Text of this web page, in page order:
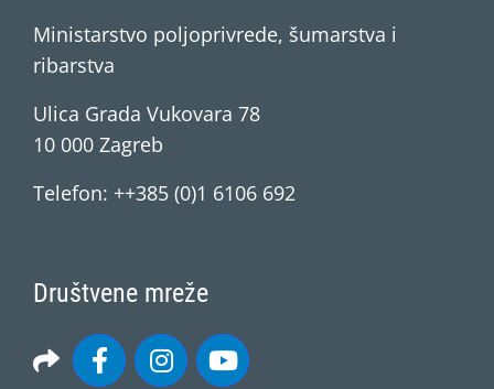
Ministarstvo poljoprivrede, šumarstva i
ribarstva
Ulica Grada Vukovara 78
10 000 Zagreb
Telefon: ++385 (0)1 6106 692
Društvene mreže